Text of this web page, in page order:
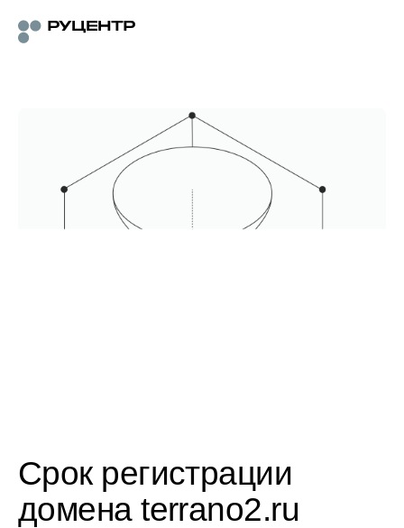
Срок регистрации
домена terrano2.ru